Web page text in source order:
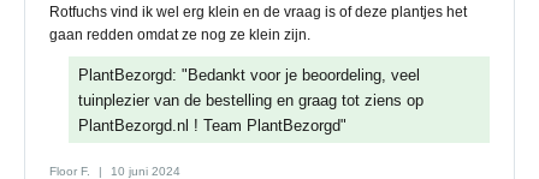
Rotfuchs vind ik wel erg klein en de vraag is of deze plantjes het
gaan redden omdat ze nog ze klein zijn.
PlantBezorgd: "Bedankt voor je beoordeling, veel
tuinplezier van de bestelling en graag tot ziens op
PlantBezorgd.nl ! Team PlantBezorgd"
Floor F. 10 juni 2024